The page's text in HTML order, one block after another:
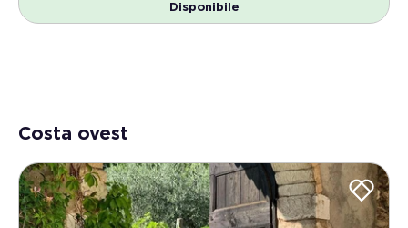
Disponibile
Costa ovest